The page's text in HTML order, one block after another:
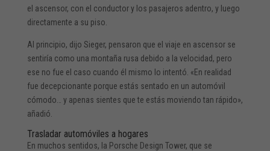
el ascensor, con el conductor y los pasajeros adentro, y luego
directamente a su piso.
Al principio, dijo Sieger, pensaron que el viaje en ascensor se
sentiría como una montaña rusa debido a la velocidad, pero
ese no fue el caso cuando él mismo lo intentó. «En realidad
fue decepcionante porque estás sentado en un automóvil
cómodo… y apenas sientes que te estás moviendo tan rápido»,
añadió.
Trasladar automóviles a hogares
En muchos sentidos, la Porsche Design Tower, que se